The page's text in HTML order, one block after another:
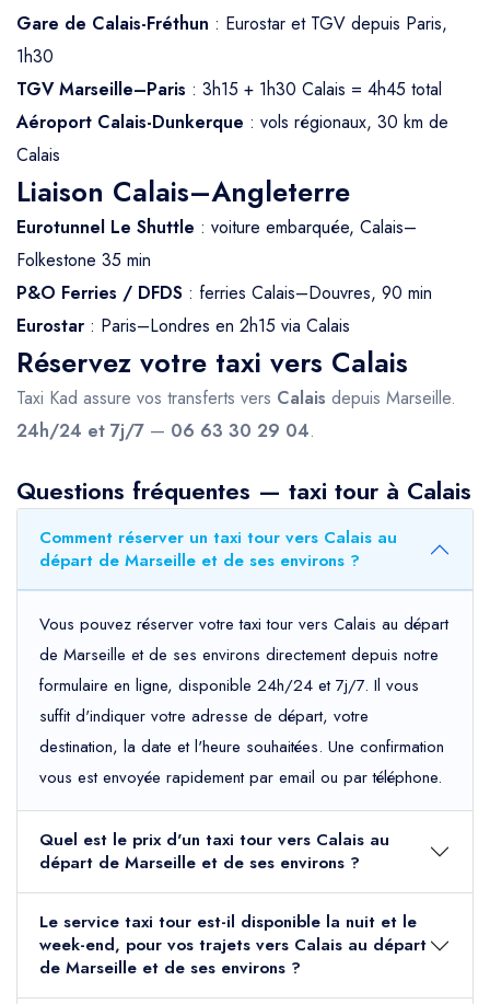
Gare de Calais-Fréthun : Eurostar et TGV depuis Paris,
1h30
TGV Marseille–Paris : 3h15 + 1h30 Calais = 4h45 total
Aéroport Calais-Dunkerque : vols régionaux, 30 km de
Calais
Liaison Calais–Angleterre
Eurotunnel Le Shuttle : voiture embarquée, Calais–
Folkestone 35 min
P&O Ferries / DFDS : ferries Calais–Douvres, 90 min
Eurostar : Paris–Londres en 2h15 via Calais
Réservez votre taxi vers Calais
Taxi Kad assure vos transferts vers Calais depuis Marseille.
24h/24 et 7j/7 — 06 63 30 29 04.
Questions fréquentes — taxi tour à Calais
Comment réserver un taxi tour vers Calais au
départ de Marseille et de ses environs ?
Vous pouvez réserver votre taxi tour vers Calais au départ
de Marseille et de ses environs directement depuis notre
formulaire en ligne, disponible 24h/24 et 7j/7. Il vous
suffit d'indiquer votre adresse de départ, votre
destination, la date et l'heure souhaitées. Une confirmation
vous est envoyée rapidement par email ou par téléphone.
Quel est le prix d'un taxi tour vers Calais au
départ de Marseille et de ses environs ?
Le service taxi tour est-il disponible la nuit et le
week-end, pour vos trajets vers Calais au départ
de Marseille et de ses environs ?